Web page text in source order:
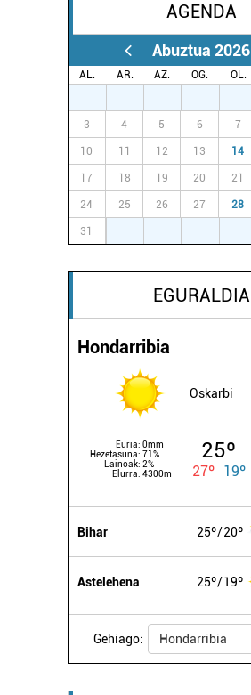
AGENDA
Abuztua 2026
AL. AR. AZ. OG. OL.
3 4 5 6 7
10 11 12 13 14
17 18 19 20 21
24 25 26 27 28
31
EGURALDIA
Hondarribia
Oskarbi
Euria: 0mm
Hezetasuna: 71%
Lainoak: 2%
Elurra: 4300m
25º
27º 19º
Bihar 25º 20º
Astelehena 25º 19º
Gehiago: Hondarribia